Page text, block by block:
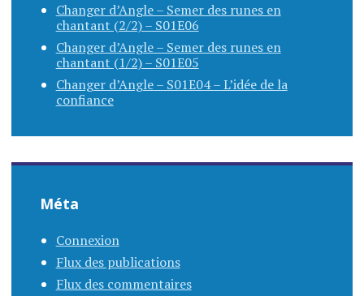
Changer d’Angle – Semer des runes en
chantant (2/2) – S01E06
Changer d’Angle – Semer des runes en
chantant (1/2) – S01E05
Changer d’Angle – S01E04 – L’idée de la
confiance
Méta
Connexion
Flux des publications
Flux des commentaires